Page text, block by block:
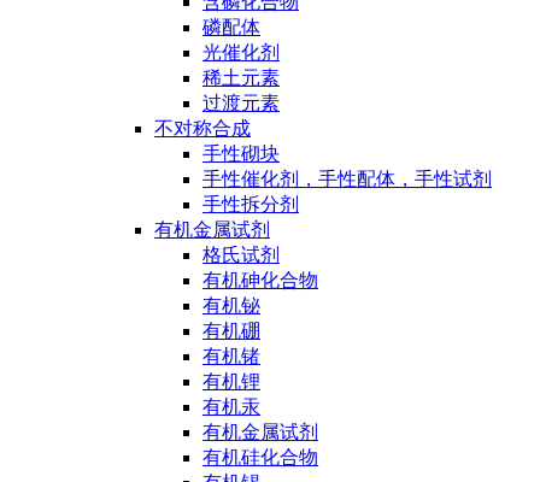
磷配体
光催化剂
稀土元素
过渡元素
不对称合成
手性砌块
手性催化剂，手性配体，手性试剂
手性拆分剂
有机金属试剂
格氏试剂
有机砷化合物
有机铋
有机硼
有机锗
有机锂
有机汞
有机金属试剂
有机硅化合物